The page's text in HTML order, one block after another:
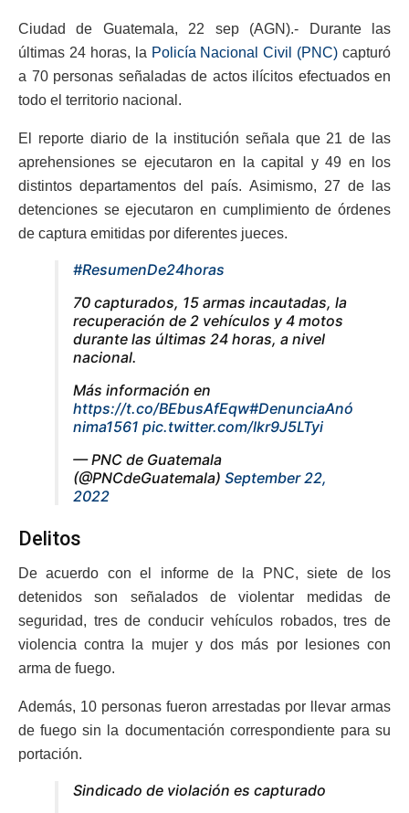
Ciudad de Guatemala, 22 sep (AGN).- Durante las
últimas 24 horas, la Policía Nacional Civil (PNC) capturó
a 70 personas señaladas de actos ilícitos efectuados en
todo el territorio nacional.
El reporte diario de la institución señala que 21 de las
aprehensiones se ejecutaron en la capital y 49 en los
distintos departamentos del país. Asimismo, 27 de las
detenciones se ejecutaron en cumplimiento de órdenes
de captura emitidas por diferentes jueces.
#ResumenDe24horas
70 capturados, 15 armas incautadas, la
recuperación de 2 vehículos y 4 motos
durante las últimas 24 horas, a nivel
nacional.
Más información en
https://t.co/BEbusAfEqw#DenunciaAnó
nima1561 pic.twitter.com/lkr9J5LTyi
— PNC de Guatemala
(@PNCdeGuatemala) September 22,
2022
Delitos
De acuerdo con el informe de la PNC, siete de los
detenidos son señalados de violentar medidas de
seguridad, tres de conducir vehículos robados, tres de
violencia contra la mujer y dos más por lesiones con
arma de fuego.
Además, 10 personas fueron arrestadas por llevar armas
de fuego sin la documentación correspondiente para su
portación.
Sindicado de violación es capturado